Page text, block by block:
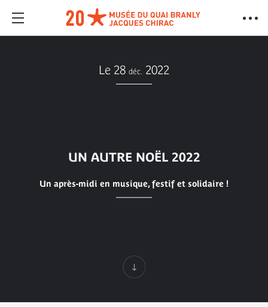
Le 28 déc. 2022
UN AUTRE NOËL 2022
Un après-midi en musique, festif et solidaire !